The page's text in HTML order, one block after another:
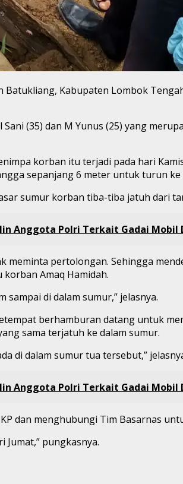
Batukliang, Kabupaten Lombok
(35) dan M Yunus (25) yang
korban itu terjadi pada hari
sepanjang 6 meter untuk turun
sumur korban tiba-tiba jatuh dari
Anggota Polri Terkait Gadai
pertolongan. Sehingga
Amaq Hamidah.
di dalam sumur,” jelasnya.
berhamburan datang untuk
sama terjatuh ke dalam sumur.
di dalam sumur tua tersebut,”
Anggota Polri Terkait Gadai
dan menghubungi Tim Basarnas
Jumat,” pungkasnya.